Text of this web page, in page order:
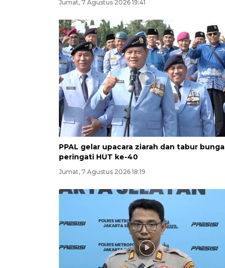
Jumat, 7 Agustus 2026 19:41
PPAL gelar upacara ziarah dan tabur bunga
peringati HUT ke-40
Jumat, 7 Agustus 2026 18:19